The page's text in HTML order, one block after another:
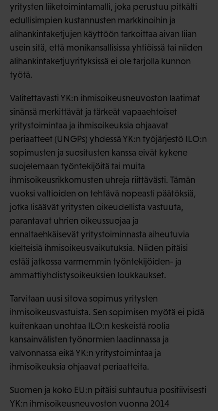
yritysten liiketoimintamalli, joka perustuu pitkälti
edullisimpien kustannusten markkinoihin ja
alihankintaketjujen käyttöön tarkoittaa aivan liian
usein sitä, että monikansallisissa yhtiöissä tai niiden
alihankintaketjuyrityksissä ei ole tarjolla kunnon
työtä.
Valitettavasti YK:n ihmisoikeusneuvoston laatimat
sinänsä merkittävät ja tärkeät vapaaehtoiset
yritystoimintaa ja ihmisoikeuksia ohjaavat
periaatteet (UNGPs) yhdessä YK:n työjärjestö ILO:n
sopimusten ja suositusten kanssa eivät kykene
suojelemaan työntekijöitä tai muita
ihmisoikeusrikkomusten uhreja riittävästi. Tämän
vuoksi valtioiden on tehtävä nopeasti päätöksiä,
jotka lisäävät yritysten oikeudellista vastuuta,
parantavat uhrien oikeussuojaa ja
ennaltaehkäisevät yritystoiminnasta aiheutuvia
kielteisiä ihmisoikeusvaikutuksia. Niiden pitäisi
estää jatkossa varmemmin työntekijöiden- ja
ammattiyhdistysoikeuksien loukkaukset.
Tarvitaan uusi sitova sopimus yritysten
ihmisoikeusvastuista. Sen sopimisen myötä ei pidä
kuitenkaan unohtaa ILO:n keskeistä roolia
kansainvälisten työnormien laadinnassa ja
valvonnassa eikä YK:n yritystoimintaa ja
ihmisoikeuksia ohjaavat periaatteita.
Suomen ja koko EU:n pitäisi suhtautua positiivisesti
YK:n ihmisoikeusneuvoston vuonna 2014